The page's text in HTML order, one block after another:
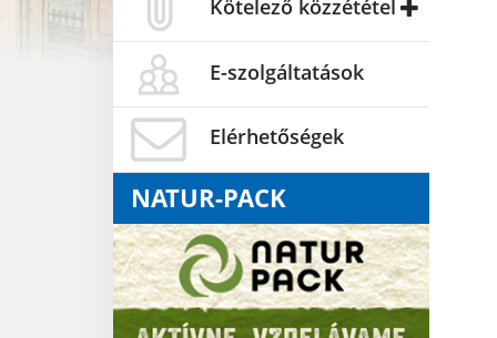
Kötelező közzététel
E-szolgáltatások
Elérhetőségek
NATUR-PACK